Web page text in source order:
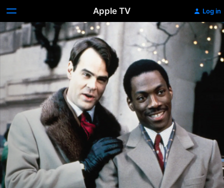
Apple TV Log in